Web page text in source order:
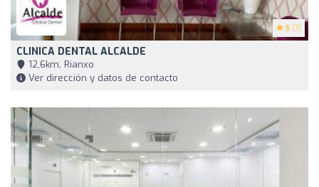
5 (7)
CLINICA DENTAL ALCALDE
12,6km, Rianxo
Ver dirección y datos de contacto